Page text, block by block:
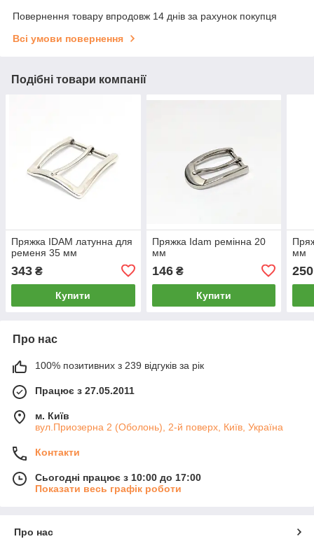
Повернення товару впродовж 14 днів за рахунок покупця
Всі умови повернення
Подібні товари компанії
Пряжка IDAM латунна для
ременя 35 мм
343 ₴
Купити
Пряжка Idam ремінна 20
мм
146₴
Купити
мм
250
Про нас
100% позитивних з 239 відгуків за рік
Працює з 27.05.2011
м. Київ
вул.Приозерна 2 (Оболонь), 2-й поверх, Київ, Україна
Контакти
Сьогодні працює з 10:00 до 17:00
Показати весь графік роботи
Про нас